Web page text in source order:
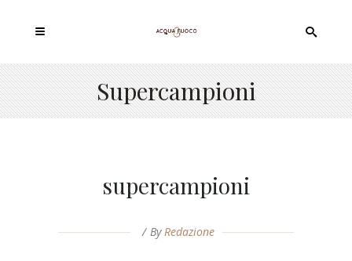
Supercampioni
supercampioni
ByRedazione